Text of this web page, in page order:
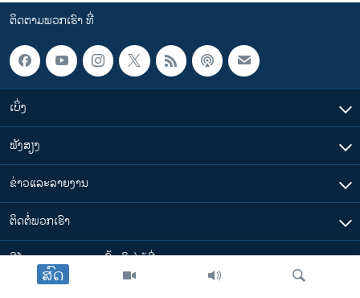
ສົດ
ຕິດຕາມພວກເຮົາ ທີ່
ເບິ່ງ
ຟັງສຽງ
ຂ່າວແລະລາຍງານ
ຕິດຕໍ່ພວກເຮົາ
ວີໂອເອລາວ ສາມາດ ເຂົ້າເຖິງໄດ້ທີ່